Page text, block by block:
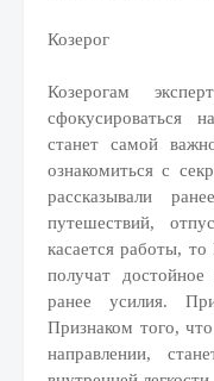
Козерог
Козерогам
сфокусироваться
станет самой
ознакомиться с
рассказывали
путешествий,
касается работы,
получат
ранее усилия.
Признаком того,
направлении,